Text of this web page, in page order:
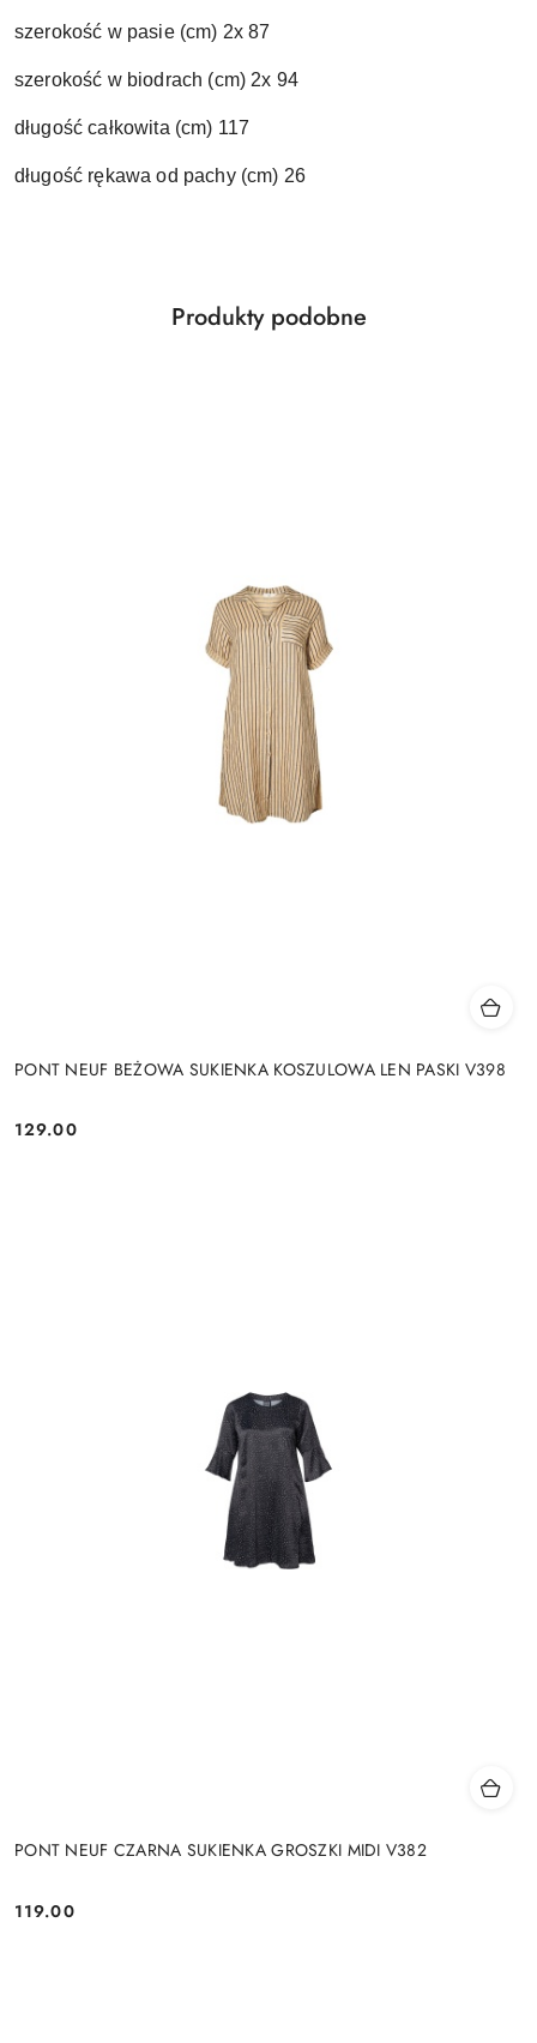
szerokość w pasie (cm) 2x 87
szerokość w biodrach (cm) 2x 94
długość całkowita (cm) 117
długość rękawa od pachy (cm) 26
Pomiń karuzelę produktów
Produkty
Produkty podobne
PONT NEUF BEŻOWA SUKIENKA KOSZULOWA LEN PASKI V398
Cena:
129.00
PONT NEUF CZARNA SUKIENKA GROSZKI MIDI V382
Cena:
119.00